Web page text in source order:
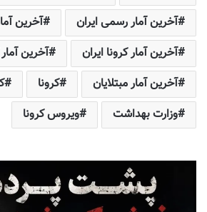
آخرین آمار رسمی ایران
آخرین
آخرین آمار کرونا ایران
آخرین
آخرین آمار مبتلایان
کرونا
وزارت بهداشت
ویروس کرونا